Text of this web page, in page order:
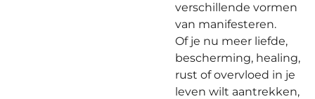
verschillende vormen
van manifesteren.
Of je nu meer liefde,
bescherming, healing,
rust of overvloed in je
leven wilt aantrekken,